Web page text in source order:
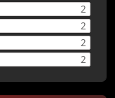
2
2
2
2